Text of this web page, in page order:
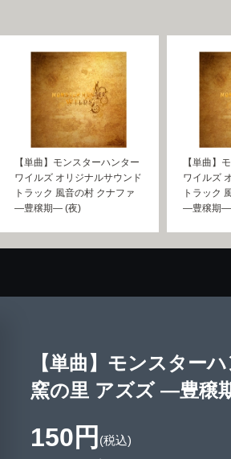
【単曲】モンスターハンター
ワイルズ オリジナルサウンド
トラック 風音の村 クナファ
―豊穣期― (夜)
【単曲】
ワイルズ
トラック
―豊穣期―
【単曲】モンスター
窯の里 アズズ ―豊穣
150円 (税込)